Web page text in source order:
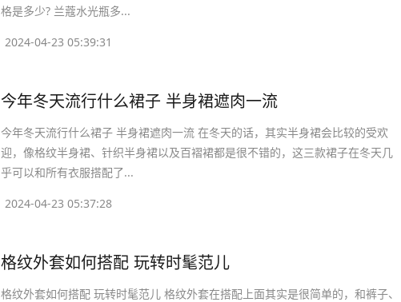
格是多少? 兰蔻水光瓶多...
2024-04-23 05:39:31
​今年冬天流行什么裙子 半身裙遮肉一流
今年冬天流行什么裙子 半身裙遮肉一流 在冬天的话，其实半身裙会比较的受欢
迎，像格纹半身裙、针织半身裙以及百褶裙都是很不错的，这三款裙子在冬天几
乎可以和所有衣服搭配了...
2024-04-23 05:37:28
​格纹外套如何搭配 玩转时髦范儿
格纹外套如何搭配 玩转时髦范儿 格纹外套在搭配上面其实是很简单的，和裤子、